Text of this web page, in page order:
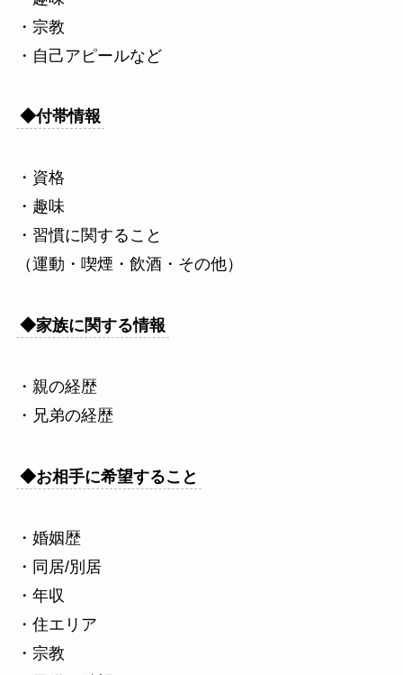
・宗教
・自己アピールなど
◆付帯情報
・資格
・趣味
・習慣に関すること
（運動・喫煙・飲酒・その他）
◆家族に関する情報
・親の経歴
・兄弟の経歴
◆お相手に希望すること
・婚姻歴
・同居/別居
・年収
・住エリア
・宗教